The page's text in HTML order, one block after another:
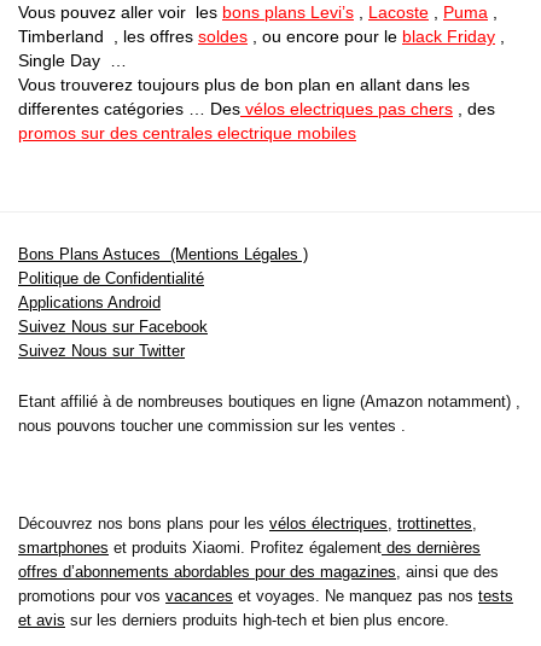
Vous pouvez aller voir les bons plans Levi’s Lacoste Puma
Timberland , les offres soldes , ou encore pour le black Friday
Single Day …
Vous trouverez toujours plus de bon plan en allant dans les
differentes catégories … Des vélos electriques pas chers , des
promos sur des centrales electrique mobiles
Bons Plans Astuces (Mentions Légales )
Politique de Confidentialité
Applications Android
Suivez Nous sur Facebook
Suivez Nous sur Twitter
Etant affilié à de nombreuses boutiques en ligne (Amazon notamment) ,
nous pouvons toucher une commission sur les ventes .
Découvrez nos bons plans pour les vélos électriques trottinettes
smartphones et produits Xiaomi. Profitez également des dernières
offres d’abonnements abordables pour des magazines , ainsi que des
promotions pour vos vacances et voyages. Ne manquez pas nos tests
et avis sur les derniers produits high-tech et bien plus encore.